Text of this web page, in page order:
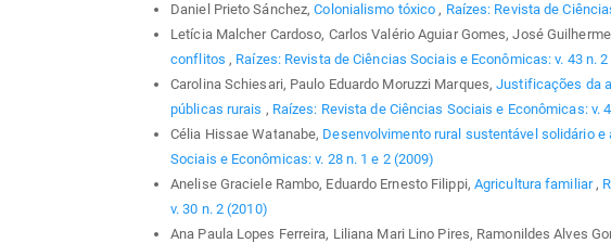
Daniel Prieto Sánchez,Colonialismo tóxico, Raízes: Revista de
Letícia Malcher Cardoso, Carlos Valério Aguiar Gomes, José
conflitos , Raízes: Revista de Ciências Sociais e Econômicas: v. 43 n.
Carolina Schiesari, Paulo Eduardo Moruzzi Marques,Justificações da
públicas rurais , Raízes: Revista de Ciências Sociais e Econômicas: v.
Célia Hissae Watanabe, Desenvolvimento rural sustentável solidário e
Sociais e Econômicas: v. 28 n. 1 e 2 (2009)
Anelise Graciele Rambo, Eduardo Ernesto Filippi, Agricultura familiar,
v. 30 n. 2 (2010)
Ana Paula Lopes Ferreira, Liliana Mari Lino Pires, Ramonildes Alves